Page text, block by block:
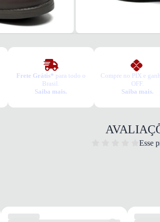
Frete Grátis* para todo o
Brasil.
Saiba mais.
Compre no PIX e
OFF.
Saiba mais.
Esse